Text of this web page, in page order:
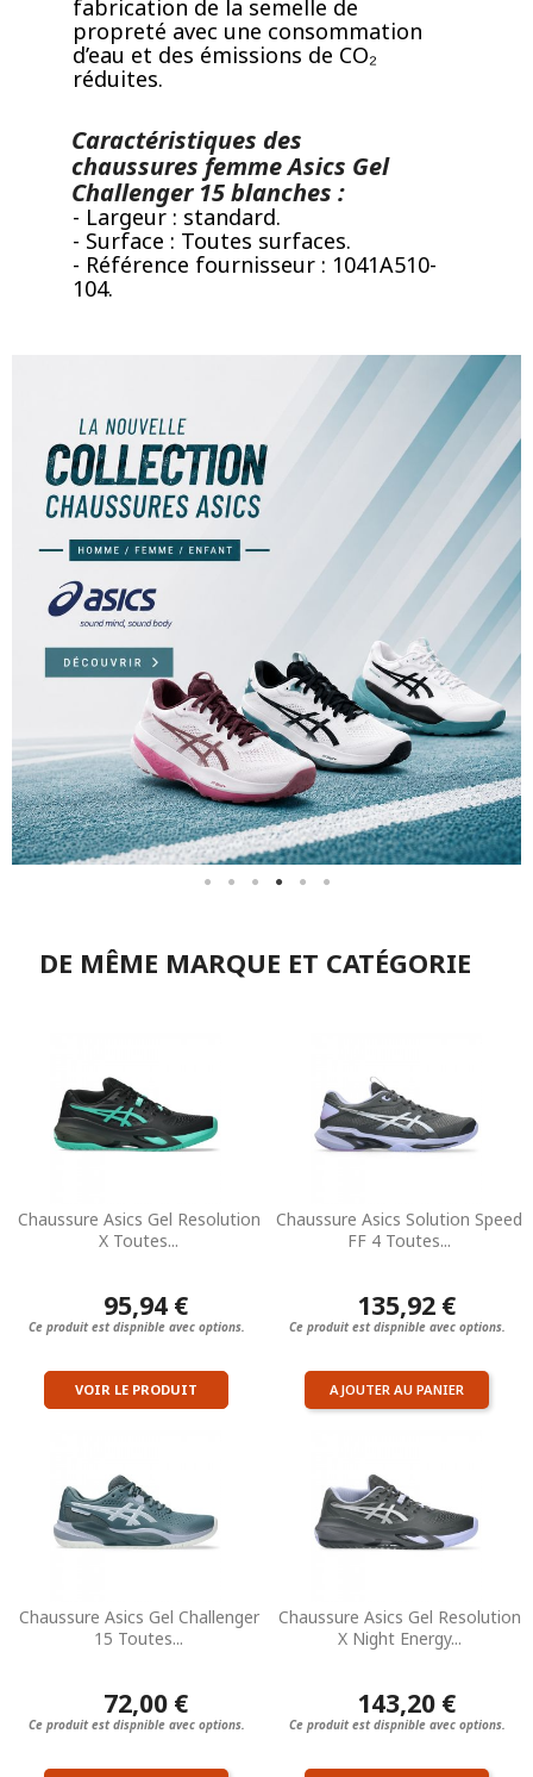
fabrication de la semelle de
propreté avec une consommation
d’eau et des émissions de CO₂
réduites.
Caractéristiques des
chaussures femme Asics Gel
Challenger 15 blanches :
- Largeur : standard.
- Surface : Toutes surfaces.
- Référence fournisseur : 1041A510-
104.
DE MÊME MARQUE ET CATÉGORIE
Chaussure Asics Gel Resolution
X Toutes...
95,94 €
Ce produit est dispnible avec options.
VOIR LE PRODUIT
Chaussure Asics Solution Speed
FF 4 Toutes...
135,92 €
Ce produit est dispnible avec options.
AJOUTER AU PANIER
Chaussure Asics Gel Challenger
15 Toutes...
72,00 €
Ce produit est dispnible avec options.
Chaussure Asics Gel Resolution
X Night Energy...
143,20 €
Ce produit est dispnible avec options.